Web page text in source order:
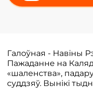
Галоўная - Навіны
Пажаданне на
«шаленства»,
суддзяў. Вынікі